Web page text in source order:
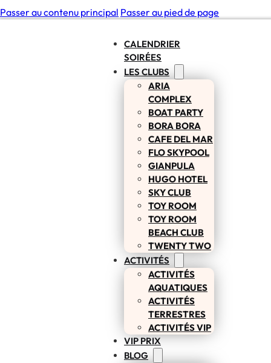
Passer au contenu principal Passer au pied de page
CALENDRIER
SOIRÉES
LES CLUBS
ARIA
COMPLEX
BOAT PARTY
BORA BORA
CAFE DEL MAR
FLO SKYPOOL
GIANPULA
HUGO HOTEL
SKY CLUB
TOY ROOM
TOY ROOM
BEACH CLUB
TWENTY TWO
ACTIVITÉS
ACTIVITÉS
AQUATIQUES
ACTIVITÉS
TERRESTRES
ACTIVITÉS VIP
VIP PRIX
BLOG